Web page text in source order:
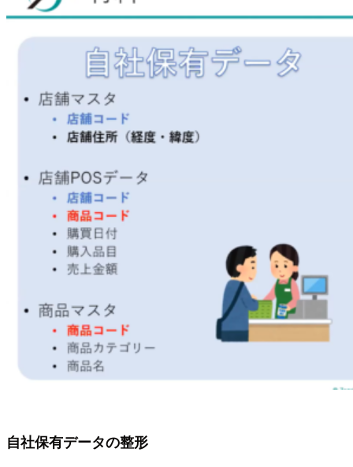
自社保有データの整形